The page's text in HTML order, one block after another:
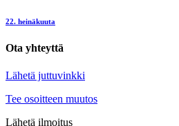
22. heinäkuuta
Ota yhteyttä
Lähetä juttuvinkki
Tee osoitteen muutos
Lähetä ilmoitus